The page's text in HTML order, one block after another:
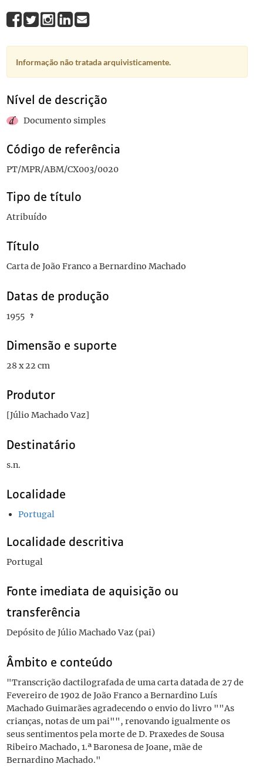
Informação não tratada arquivisticamente.
Nível de descrição
Documento simples
Código de referência
PT/MPR/ABM/CX003/0020
Tipo de título
Atribuído
Título
Carta de João Franco a Bernardino Machado
Datas de produção
1955
Dimensão e suporte
28 x 22 cm
Produtor
[Júlio Machado Vaz]
Destinatário
s.n.
Localidade
Portugal
Localidade descritiva
Portugal
Fonte imediata de aquisição ou
transferência
Depósito de Júlio Machado Vaz (pai)
Âmbito e conteúdo
"Transcrição dactilografada de uma carta datada de 27 de
Fevereiro de 1902 de João Franco a Bernardino Luís
Machado Guimarães agradecendo o envio do livro ""As
crianças, notas de um pai"", renovando igualmente os
seus sentimentos pela morte de D. Praxedes de Sousa
Ribeiro Machado, 1.ª Baronesa de Joane, mãe de
Bernardino Machado."